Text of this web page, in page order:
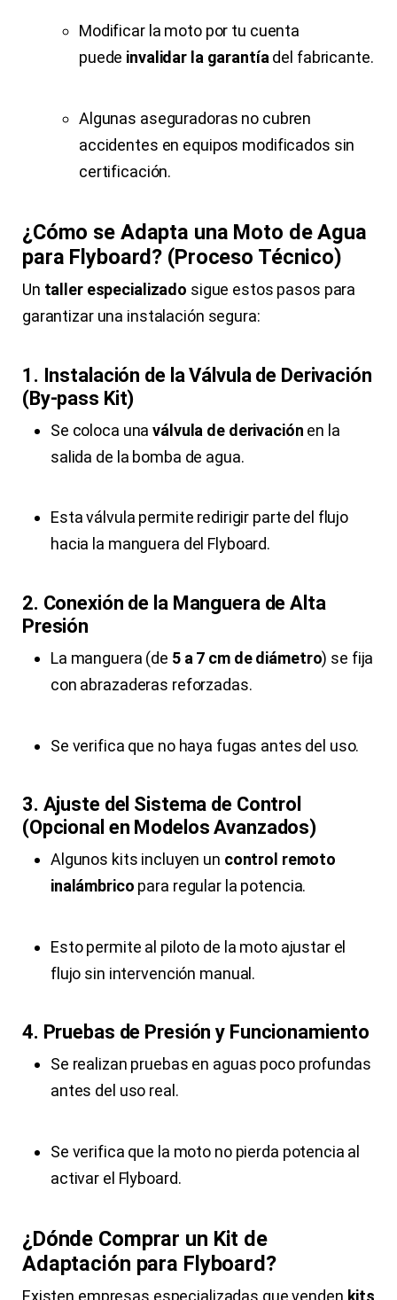
Modificar la moto por tu cuenta
puede invalidar la garantíadel fabricante.
Algunas aseguradoras no cubren
accidentes en equipos modificados sin
certificación.
¿Cómo se Adapta una Moto de Agua
para Flyboard? (Proceso Técnico)
Un taller especializado sigue estos pasos para
garantizar una instalación segura:
1. Instalación de la Válvula de Derivación
(By-pass Kit)
Se coloca unaválvula de derivación en la
salida de la bomba de agua.
Esta válvula permite redirigir parte del flujo
hacia la manguera del Flyboard.
2. Conexión de la Manguera de Alta
Presión
La manguera (de 5 a 7 cm de diámetro) se fija
con abrazaderas reforzadas.
Se verifica que no haya fugas antes del uso.
3. Ajuste del Sistema de Control
(Opcional en Modelos Avanzados)
Algunos kits incluyen un control remoto
inalámbrico para regular la potencia.
Esto permite al piloto de la moto ajustar el
flujo sin intervención manual.
4. Pruebas de Presión y Funcionamiento
Se realizan pruebas en aguas poco profundas
antes del uso real.
Se verifica que la moto no pierda potencia al
activar el Flyboard.
¿Dónde Comprar un Kit de
Adaptación para Flyboard?